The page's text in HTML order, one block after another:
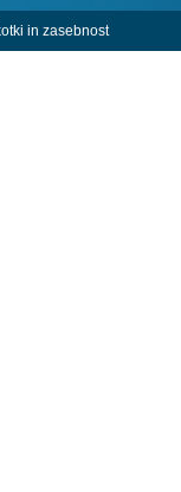
in zasebnost